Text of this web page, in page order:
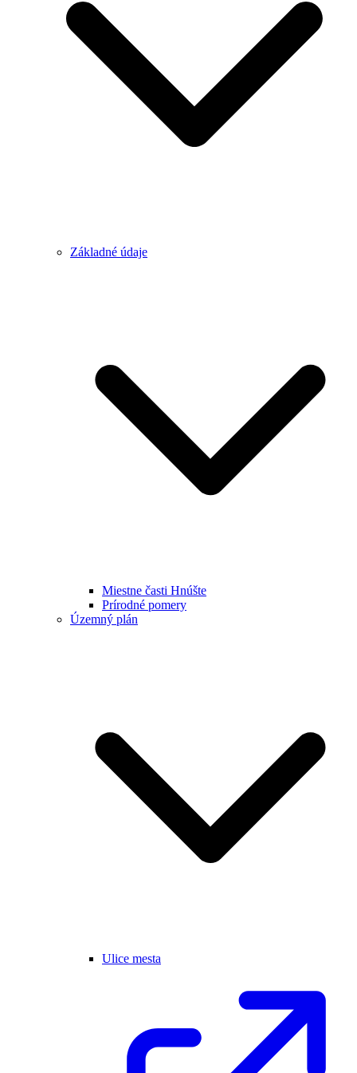
Základné údaje
Miestne časti Hnúšte
Prírodné pomery
Územný plán
Ulice mesta